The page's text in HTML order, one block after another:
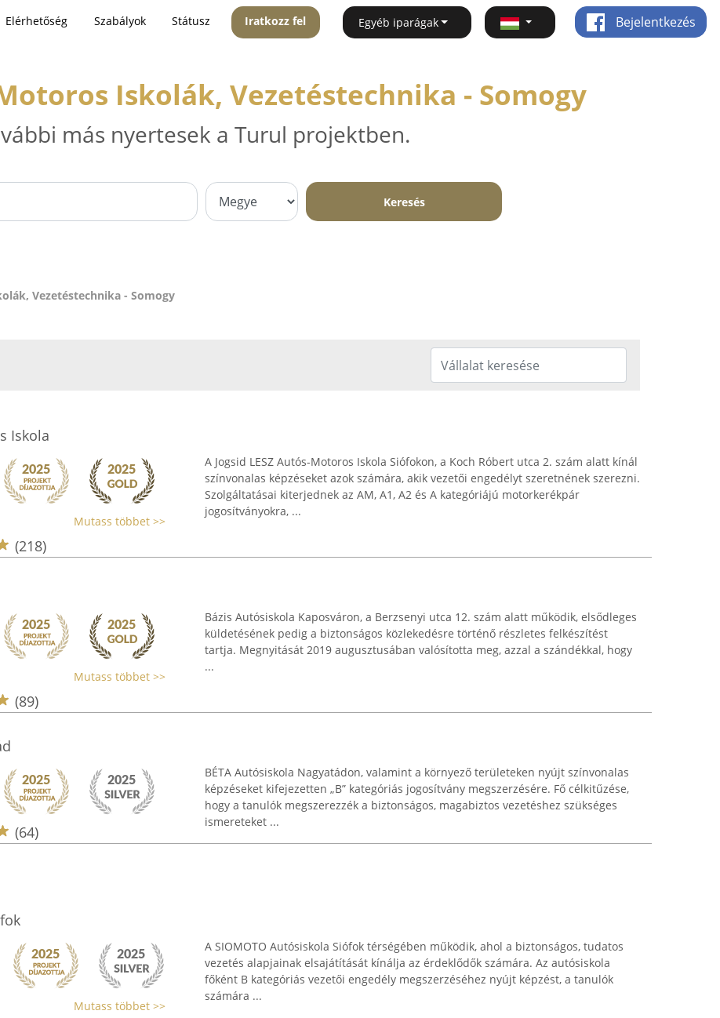
Elérhetőség Szabályok Státusz Iratkozz fel Egyéb iparágak Bejelentkezés
Iskolák, Vezetéstechnika - Somogy
más nyertesek a Turul projektben.
Keresés
Vezetéstechnika - Somogy
Iskola
Mutass többet >>
(218)
A Jogsid LESZ Autós-Motoros Iskola Siófokon, a Koch Róbert utca 2. szám alatt kínál
színvonalas képzéseket azok számára, akik vezetői engedélyt szeretnének szerezni.
Szolgáltatásai kiterjednek az AM, A1, A2 és A kategóriájú motorkerékpár
jogosítványokra, ...
Mutass többet >>
(89)
Bázis Autósiskola Kaposváron, a Berzsenyi utca 12. szám alatt működik, elsődleges
küldetésének pedig a biztonságos közlekedésre történő részletes felkészítést
tartja. Megnyitását 2019 augusztusában valósította meg, azzal a szándékkal, hogy
...
(64)
BÉTA Autósiskola Nagyatádon, valamint a környező területeken nyújt színvonalas
képzéseket kifejezetten „B” kategóriás jogosítvány megszerzésére. Fő célkitűzése,
hogy a tanulók megszerezzék a biztonságos, magabiztos vezetéshez szükséges
ismereteket ...
Mutass többet >>
A SIOMOTO Autósiskola Siófok térségében működik, ahol a biztonságos, tudatos
vezetés alapjainak elsajátítását kínálja az érdeklődők számára. Az autósiskola
főként B kategóriás vezetői engedély megszerzéséhez nyújt képzést, a tanulók
számára ...